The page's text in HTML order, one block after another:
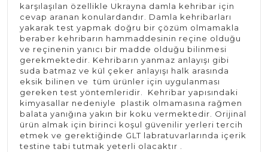
karşılaşılan özellikle Ukrayna damla kehribar için
cevap aranan konulardandır. Damla kehribarları
yakarak test yapmak doğru bir çözüm olmamakla
beraber kehribarın hammaddesinin reçine olduğu
ve reçinenin yanıcı bir madde olduğu bilinmesi
gerekmektedir. Kehribarın yanmaz anlayışı gibi
suda batmaz ve kül çeker anlayışı halk arasında
eksik bilinen ve tüm ürünler için uygulanması
gereken test yöntemleridir. Kehribar yapısındaki
kimyasallar nedeniyle plastik olmamasına rağmen
balata yanığına yakın bir koku vermektedir. Orijinal
ürün almak için birinci koşul güvenilir yerleri tercih
etmek ve gerektiğinde GLT labratuvarlarında içerik
testine tabi tutmak yeterli olacaktır .